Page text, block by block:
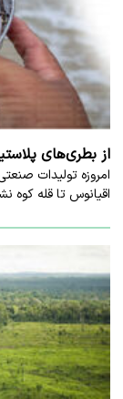
از بطری‌های
امروزه تولیدات
اقیانوس تا قله کوه‌